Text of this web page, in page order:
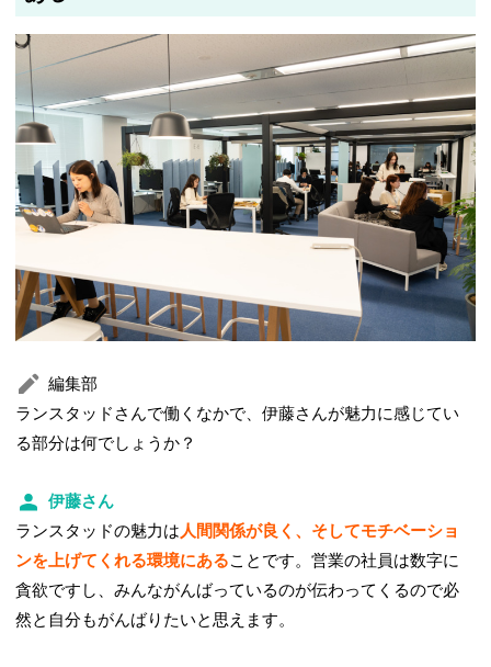
編集部
ランスタッドさんで働くなかで、伊藤さんが魅力に感じてい
る部分は何でしょうか？
伊藤さん
ランスタッドの魅力は 人間関係が良く、そしてモチベーショ
ンを上げてくれる環境にあることです。営業の社員は数字に
貪欲ですし、みんながんばっているのが伝わってくるので必
然と自分もがんばりたいと思えます。